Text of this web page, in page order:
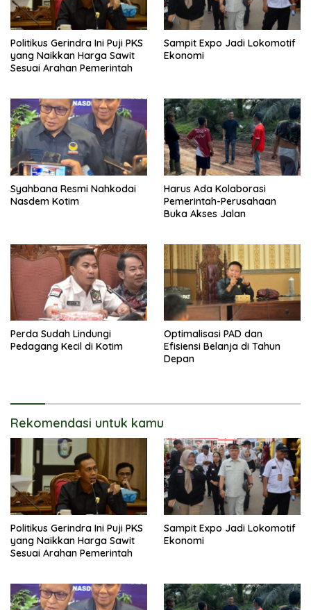
Politikus Gerindra Ini Puji PKS
yang Naikkan Harga Sawit
Sesuai Arahan Pemerintah
Sampit Expo Jadi Lokomotif
Ekonomi
Syahbana Resmi Nahkodai
Nasdem Kotim
Harus Ada Kolaborasi
Pemerintah-Perusahaan
Buka Akses Jalan
Perda Sudah Lindungi
Pedagang Kecil di Kotim
Optimalisasi PAD dan
Efisiensi Belanja di Tahun
Depan
Rekomendasi untuk kamu
Politikus Gerindra Ini Puji PKS
yang Naikkan Harga Sawit
Sesuai Arahan Pemerintah
Sampit Expo Jadi Lokomotif
Ekonomi